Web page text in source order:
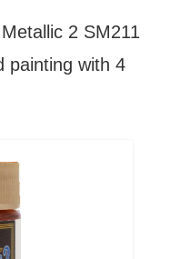
2 SM211
painting with 4